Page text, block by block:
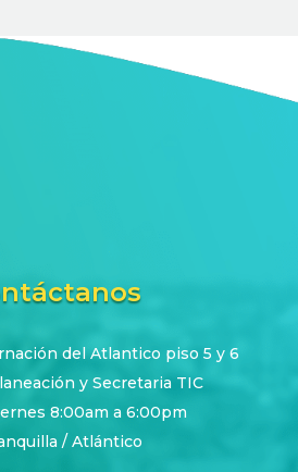
del Atlantico piso 5 y 6
y Secretaria TIC
8:00am a 6:00pm
/ Atlántico